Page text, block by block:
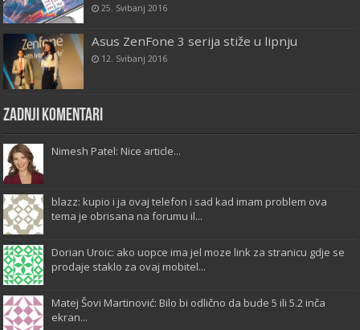
25. Svibanj 2016
Asus ZenFone 3 serija stiže u lipnju
12. Svibanj 2016
Zadnji komentari
Nimesh Patel: Nice article...
blazz: kupio i ja ovaj telefon i sad kad imam problem ova
tema je obrisana na forumu il...
Dorian Uroic: ako uopce ima jel moze link za stranicu gdje se
prodaje staklo za ovaj mobitel...
Matej Šovi Martinović: Bilo bi odlično da bude 5 ili 5.2 inča
ekran...